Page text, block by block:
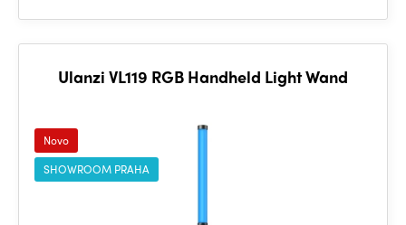
Ulanzi VL119 RGB Handheld Light Wand
Novo
SHOWROOM PRAHA